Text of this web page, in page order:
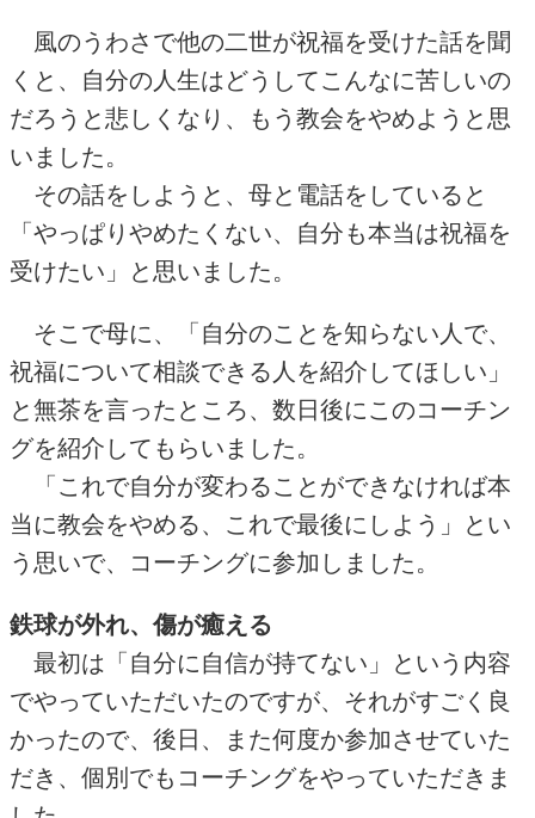
風のうわさで他の二世が祝福を受けた話を聞
くと、自分の人生はどうしてこんなに苦しいの
だろうと悲しくなり、もう教会をやめようと思
いました。
その話をしようと、母と電話をしていると
「やっぱりやめたくない、自分も本当は祝福を
受けたい」と思いました。
そこで母に、「自分のことを知らない人で、
祝福について相談できる人を紹介してほしい」
と無茶を言ったところ、数日後にこのコーチン
グを紹介してもらいました。
「これで自分が変わることができなければ本
当に教会をやめる、これで最後にしよう」とい
う思いで、コーチングに参加しました。
鉄球が外れ、傷が癒える
最初は「自分に自信が持てない」という内容
でやっていただいたのですが、それがすごく良
かったので、後日、また何度か参加させていた
だき、個別でもコーチングをやっていただきま